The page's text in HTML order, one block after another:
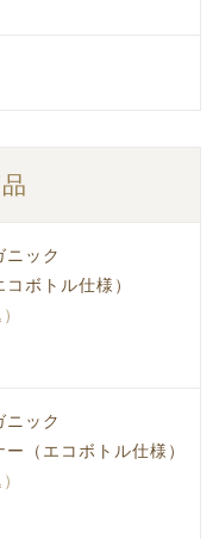
ニック
ボトル仕様）
ニック
（エコボトル仕様）